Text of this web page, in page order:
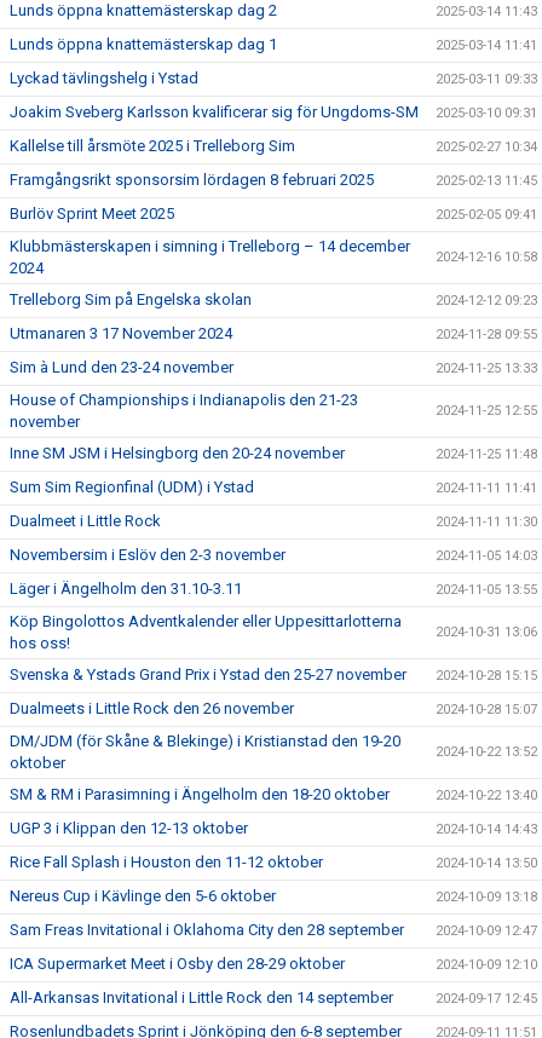
Lunds öppna knattemästerskap dag 2 2025-03-14 11:43
Lunds öppna knattemästerskap dag 1 2025-03-14 11:41
Lyckad tävlingshelg i Ystad 2025-03-11 09:33
Joakim Sveberg Karlsson kvalificerar sig för Ungdoms-SM 2025-03-10 09:31
Kallelse till årsmöte 2025 i Trelleborg Sim 2025-02-27 10:34
Framgångsrikt sponsorsim lördagen 8 februari 2025 2025-02-13 11:45
Burlöv Sprint Meet 2025 2025-02-05 09:41
Klubbmästerskapen i simning i Trelleborg – 14 december
2024
2024-12-16 10:58
Trelleborg Sim på Engelska skolan 2024-12-12 09:23
Utmanaren 3 17 November 2024 2024-11-28 09:55
Sim à Lund den 23-24 november 2024-11-25 13:33
House of Championships i Indianapolis den 21-23
november
2024-11-25 12:55
Inne SM JSM i Helsingborg den 20-24 november 2024-11-25 11:48
Sum Sim Regionfinal (UDM) i Ystad 2024-11-11 11:41
Dualmeet i Little Rock 2024-11-11 11:30
Novembersim i Eslöv den 2-3 november 2024-11-05 14:03
Läger i Ängelholm den 31.10-3.11 2024-11-05 13:55
Köp Bingolottos Adventkalender eller Uppesittarlotterna
hos oss!
2024-10-31 13:06
Svenska & Ystads Grand Prix i Ystad den 25-27 november 2024-10-28 15:15
Dualmeets i Little Rock den 26 november 2024-10-28 15:07
DM/JDM (för Skåne & Blekinge) i Kristianstad den 19-20
oktober
2024-10-22 13:52
SM & RM i Parasimning i Ängelholm den 18-20 oktober 2024-10-22 13:40
UGP 3 i Klippan den 12-13 oktober 2024-10-14 14:43
Rice Fall Splash i Houston den 11-12 oktober 2024-10-14 13:50
Nereus Cup i Kävlinge den 5-6 oktober 2024-10-09 13:18
Sam Freas Invitational i Oklahoma City den 28 september 2024-10-09 12:47
ICA Supermarket Meet i Osby den 28-29 oktober 2024-10-09 12:10
All-Arkansas Invitational i Little Rock den 14 september 2024-09-17 12:45
Rosenlundbadets Sprint i Jönköping den 6-8 september 2024-09-11 11:51